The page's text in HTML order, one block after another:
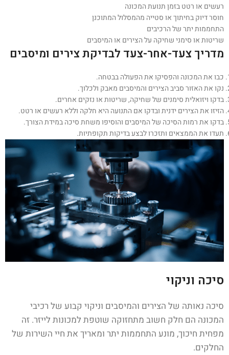
רעשים או רטט בזמן תנועת המכונה
חוסר דיוק בחיתוך או סטייה מהמסלול המתוכנן
התחממות יתר של הרכיבים
שריטות או סימני שחיקה על הצירים או המיסבים
מדריך צעד-אחר-צעד לבדיקת צירים ומיסבים
כבו את המכונה והפסיקו את הפעולה בבטחה.
נקו את האזור סביב הצירים והמיסבים מאבק ולכלוך.
בדקו ויזואלית סימנים של שחיקה, שריטות או נזקים אחרים.
הזיזו את הצירים ידנית ובדקו אם התנועה היא חלקה וללא רעשים או רטט.
בדקו את רמות הסיכה של המיסבים והוסיפו משחת סיכה במידת הצורך.
תעדו את הממצאים ותזכרו לבצע בדיקות תקופתיות.
סיכה וניקוי
סיכה נאותה של הצירים והמיסבים וניקוי קבוע של רכיבי
המכונה הם חלק חשוב מתחזוקה שוטפת למכונות לייזר. זה
מפחית חיכוך, מונע התחממות יתר ומאריך את חיי השירות של
החלקים.